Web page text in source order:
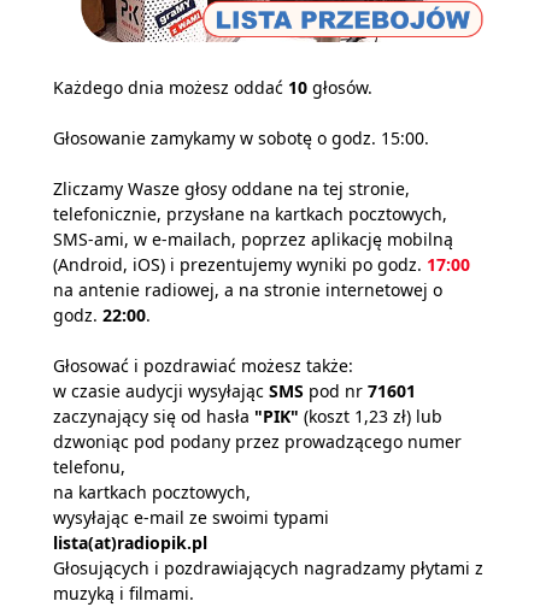
Każdego dnia możesz oddać 10 głosów.
Głosowanie zamykamy w sobotę o godz. 15:00.
Zliczamy Wasze głosy oddane na tej stronie,
telefonicznie, przysłane na kartkach pocztowych,
SMS-ami, w e-mailach, poprzez aplikację mobilną
(Android, iOS) i prezentujemy wyniki po godz. 17:00
na antenie radiowej, a na stronie internetowej o
godz. 22:00.
Głosować i pozdrawiać możesz także:
w czasie audycji wysyłając SMS pod nr 71601
zaczynający się od hasła "PIK" (koszt 1,23 zł) lub
dzwoniąc pod podany przez prowadzącego numer
telefonu,
na kartkach pocztowych,
wysyłając e-mail ze swoimi typami
lista(at)radiopik.pl
Głosujących i pozdrawiających nagradzamy płytami z
muzyką i filmami.